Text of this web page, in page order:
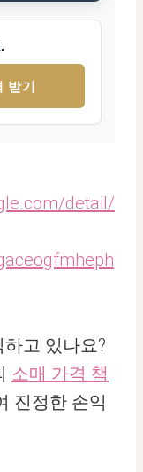
받기
detail/
고 있나요?
소매 가격 책
진정한 손익